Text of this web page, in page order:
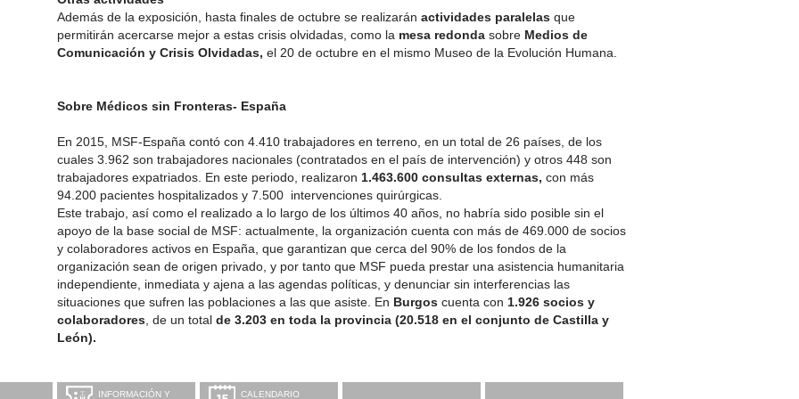
Además de la exposición, hasta finales de octubre se realizarán actividades paralelas que
permitirán acercarse mejor a estas crisis olvidadas, como la mesa redonda sobre Medios de
Comunicación y Crisis Olvidadas, el 20 de octubre en el mismo Museo de la Evolución Humana.
Sobre Médicos sin Fronteras- España
En 2015, MSF-España contó con 4.410 trabajadores en terreno, en un total de 26 países, de los
cuales 3.962 son trabajadores nacionales (contratados en el país de intervención) y otros 448 son
trabajadores expatriados. En este periodo, realizaron 1.463.600 consultas externas, con más
94.200 pacientes hospitalizados y 7.500 intervenciones quirúrgicas.
Este trabajo, así como el realizado a lo largo de los últimos 40 años, no habría sido posible sin el
apoyo de la base social de MSF: actualmente, la organización cuenta con más de 469.000 de socios
y colaboradores activos en España, que garantizan que cerca del 90% de los fondos de la
organización sean de origen privado, y por tanto que MSF pueda prestar una asistencia humanitaria
independiente, inmediata y ajena a las agendas políticas, y denunciar sin interferencias las
situaciones que sufren las poblaciones a las que asiste. En Burgos cuenta con 1.926 socios y
colaboradores , de un total de 3.203 en toda la provincia (20.518 en el conjunto de Castilla y
León).
INFORMACIÓN Y CALENDARIO